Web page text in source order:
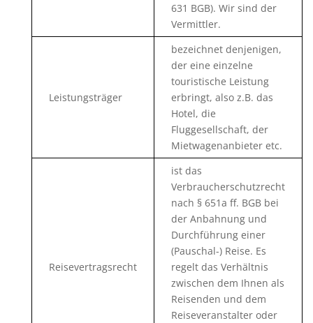
631 BGB). Wir sind der
Vermittler.
Leistungsträger
bezeichnet denjenigen,
der eine einzelne
touristische Leistung
erbringt, also z.B. das
Hotel, die
Fluggesellschaft, der
Mietwagenanbieter etc.
Reisevertragsrecht
ist das
Verbraucherschutzrecht
nach § 651a ff. BGB bei
der Anbahnung und
Durchführung einer
(Pauschal-) Reise. Es
regelt das Verhältnis
zwischen dem Ihnen als
Reisenden und dem
Reiseveranstalter oder